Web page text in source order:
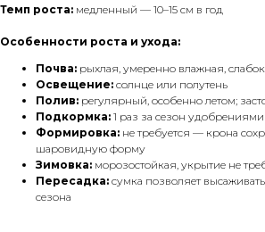
Темп роста: медленный — 10–15 см в год
Особенности роста и ухода:
Почва: рыхлая, умеренно влажная,
Освещение: солнце или полутень
Полив: регулярный, особенно летом;
Подкормка: 1 раз за сезон
Формировка: не требуется — крона
шаровидную форму
Зимовка: морозостойкая, укрытие не
Пересадка: сумка позволяет
сезона